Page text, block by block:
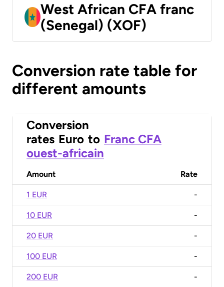
West African CFA franc
(Senegal) (XOF)
Conversion rate table for
different amounts
Conversion
rates Euro to Franc CFA
ouest-africain
Amount Rate
1 EUR -
10 EUR -
20 EUR -
100 EUR -
200 EUR -